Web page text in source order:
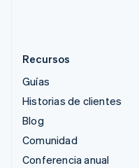
Recursos
Guías
Historias de clientes
Blog
Comunidad
Conferencia anual